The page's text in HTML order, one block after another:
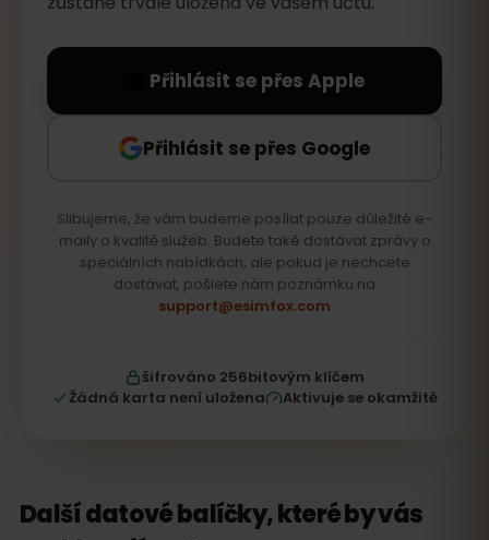
Přihlásit se přes Apple
Přihlásit se přes Google
Slibujeme, že vám budeme posílat pouze důležité e-
maily o kvalitě služeb. Budete také dostávat zprávy o
speciálních nabídkách, ale pokud je nechcete
dostávat, pošlete nám poznámku na
support@esimfox.com
šifrováno 256bitovým klíčem
Žádná karta není uložena
Aktivuje se okamžitě
Další datové balíčky, které by vás